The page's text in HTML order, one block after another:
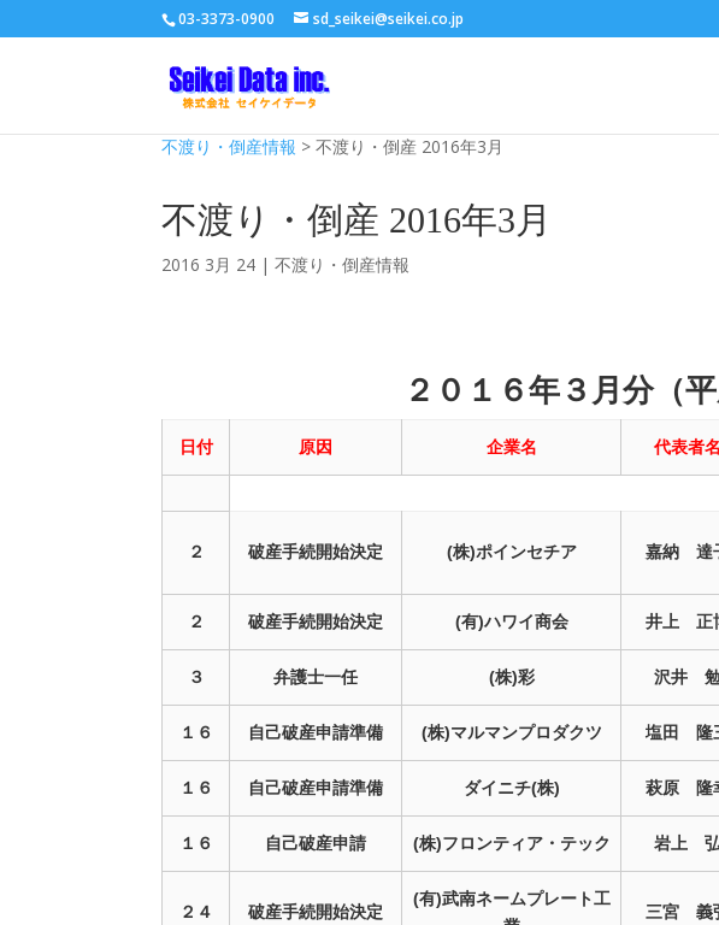
03-3373-0900 sd_seikei@seikei.co.jp
不渡り・倒産情報 >不渡り・倒産 2016年3月
不渡り・倒産 2016年3月
2016 3月 24 |不渡り・倒産情報
２０１６年３月分（平
日付 原因 企業名 代表者名
２ 破産手続開始決定 (株)ポインセチア 嘉納 達
２ 破産手続開始決定 (有)ハワイ商会 井上 正
３ 弁護士一任 (株)彩 沢井
１６ 自己破産申請準備 (株)マルマンプロダクツ 塩田 隆
１６ 自己破産申請準備 ダイニチ(株) 萩原 隆
１６ 自己破産申請 (株)フロンティア・テック 岩上
２４ 破産手続開始決定
(有)武南ネームプレート工
三宮 義